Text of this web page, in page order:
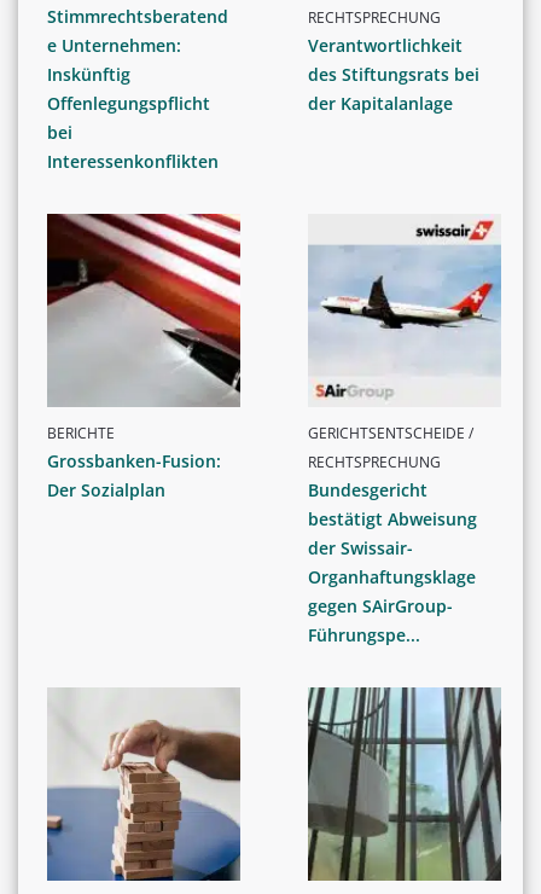
Stimmrechtsberatend
e Unternehmen:
Inskünftig
Offenlegungspflicht
bei
Interessenkonflikten
RECHTSPRECHUNG
Verantwortlichkeit
des Stiftungsrats bei
der Kapitalanlage
BERICHTE
Grossbanken-Fusion:
Der Sozialplan
GERICHTSENTSCHEIDE /
RECHTSPRECHUNG
Bundesgericht
bestätigt Abweisung
der Swissair-
Organhaftungsklage
gegen SAirGroup-
Führungspe...